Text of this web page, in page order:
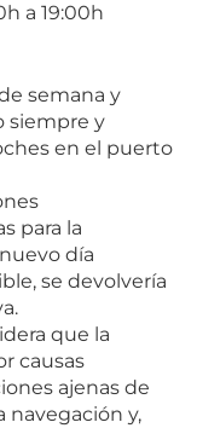
a 19:00h
semana y
siempre y
en el puerto
para la
día
se devolvería
que la
causas
ajenas de
navegación y,